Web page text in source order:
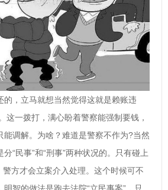
的，立马就想当然觉得这就是赖账违
这一拨打，满心盼着警察能强制要钱，
能调解。为啥？难道是警察不作为?当然
“民事”和“刑事”两种状况的。只有碰上
警方才会立案介入处理。这个时候可不
智的做法是跑去法院“立民事案”，只